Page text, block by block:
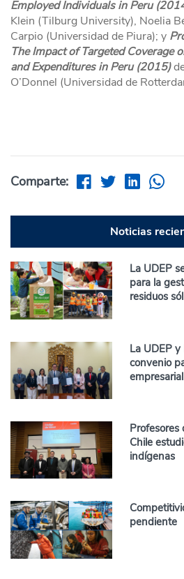
Employed Individuals in Peru
Klein (Tilburg University), Noelia
Carpio (Universidad de Piura); y
The Impact of Targeted Coverage
and Expenditures in Peru (2015)
O’Donnel (Universidad de
Comparte:
Noticias
La UDEP
para la
residuos
La UDEP
convenio
empresarial
Profesores
Chile
indígenas
pendiente